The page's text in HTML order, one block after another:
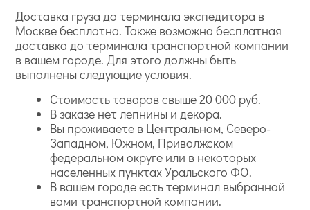
Доставка груза до терминала экспедитора в
Москве бесплатна. Также возможна бесплатная
доставка до терминала транспортной компании
в вашем городе. Для этого должны быть
выполнены следующие условия.
Стоимость товаров свыше 20 000 руб.
В заказе нет лепнины и декора.
Вы проживаете в Центральном, Северо-
Западном, Южном, Приволжском
федеральном округе или в некоторых
населенных пунктах Уральского ФО.
В вашем городе есть терминал выбранной
вами транспортной компании.